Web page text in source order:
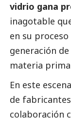
vidrio gana
inagotable
en su
generación
materia prima
En este
de
colaboración